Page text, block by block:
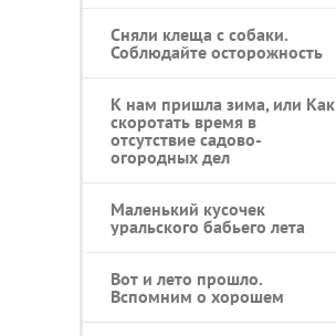
Сняли клеща с собаки.
Соблюдайте осторожность
К нам пришла зима, или Как
скоротать время в
отсутствие садово-
огородных дел
Маленький кусочек
уральского бабьего лета
Вот и лето прошло.
Вспомним о хорошем